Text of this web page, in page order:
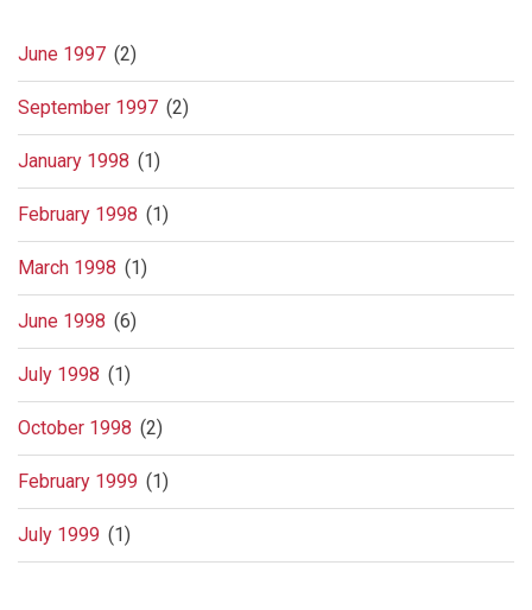
June 1997 (2)
September 1997 (2)
January 1998 (1)
February 1998 (1)
March 1998 (1)
June 1998 (6)
July 1998 (1)
October 1998 (2)
February 1999 (1)
July 1999 (1)